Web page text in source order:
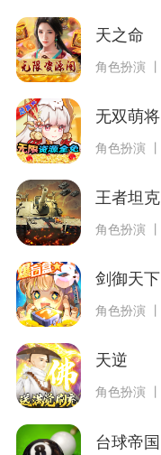
天之命
角色扮演
无双萌将
角色扮演
王者坦克
角色扮演
剑御天下
角色扮演
天逆
角色扮演
台球帝国